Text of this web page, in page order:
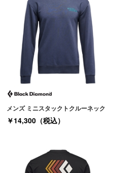
メンズ ミニスタックトクルーネック
￥14,300（税込）